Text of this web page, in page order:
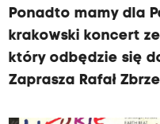
Ponadto mamy dla
krakowski koncert
który odbędzie się
Zaprasza Rafał